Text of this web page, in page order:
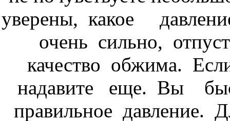
уверены, какое
очень сильно,
качество обжима.
надавите еще. Вы
правильное давление.